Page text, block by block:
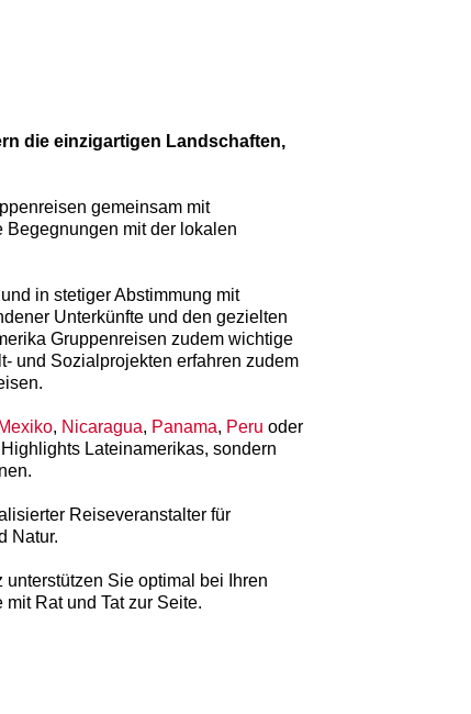
die einzigartigen Landschaften,
gemeinsam mit
mit der lokalen
in stetiger Abstimmung mit
Unterkünfte und den gezielten
Gruppenreisen zudem wichtige
und Sozialprojekten erfahren zudem
Mexiko, Nicaragua, Panama, Peru oder
Lateinamerikas, sondern
Reiseveranstalter für
Natur.
Sie optimal bei Ihren
Rat und Tat zur Seite.